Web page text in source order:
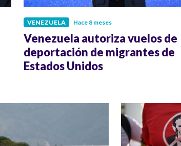
VENEZUELA Hace 8 meses
Venezuela autoriza vuelos de
deportación de migrantes de
Estados Unidos